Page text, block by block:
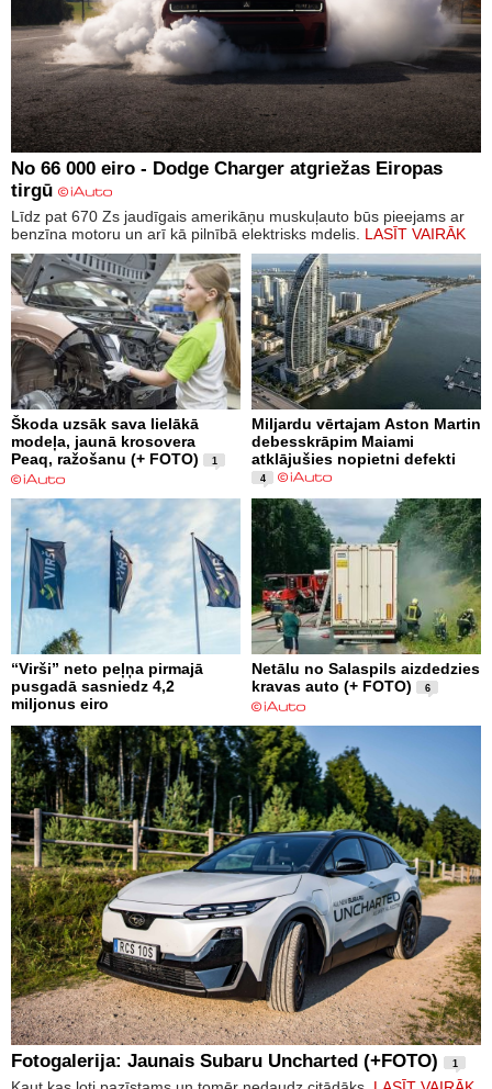
No 66 000 eiro - Dodge Charger atgriežas Eiropas
tirgū
Līdz pat 670 Zs jaudīgais amerikāņu muskuļauto būs pieejams ar
benzīna motoru un arī kā pilnībā elektrisks mdelis. LASĪT VAIRĀK
Škoda uzsāk sava lielākā
modeļa, jaunā krosovera
Peaq, ražošanu (+ FOTO)
1
Miljardu vērtajam Aston Martin
debesskrāpim Maiami
atklājušies nopietni defekti
4
“Virši” neto peļņa pirmajā
pusgadā sasniedz 4,2
miljonus eiro
Netālu no Salaspils aizdedzies
kravas auto (+ FOTO)
6
Fotogalerija: Jaunais Subaru Uncharted (+FOTO) 1